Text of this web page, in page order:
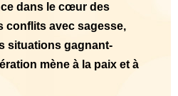
dans le cœur des
conflits avec sagesse,
situations gagnant-
mène à la paix et à